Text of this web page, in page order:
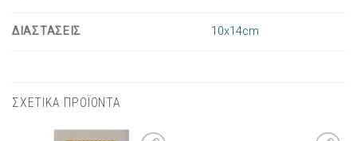
ΔΙΑΣΤΑΣΕΙΣ 10x14cm
ΣΧΕΤΙΚΑ ΠΡΟΪΟΝΤΑ